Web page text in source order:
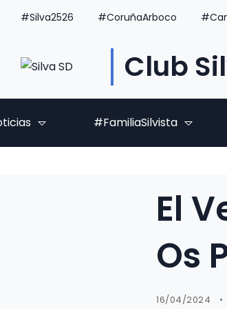
#Silva2526 #CoruñaArboco
Club
#FamiliaSilvista
El
Os
16/04/2024